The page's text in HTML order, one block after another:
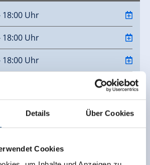
Details Über Cookies
Cookies
18:00 Uhr
18:00 Uhr
18:00 Uhr
Uhr
18:00 Uhr
18:00 Uhr